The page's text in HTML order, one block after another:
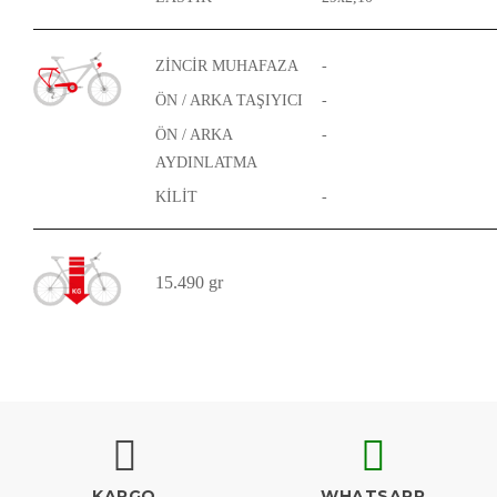
ZİNCİR MUHAFAZA -
ÖN / ARKA TAŞIYICI -
ÖN / ARKA
AYDINLATMA
-
KİLİT -
15.490 gr